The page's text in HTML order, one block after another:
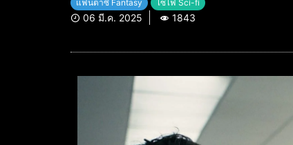
แฟนตาซี Fantasy
ไซไฟ Sci-fi
06 มี.ค. 2025 1843